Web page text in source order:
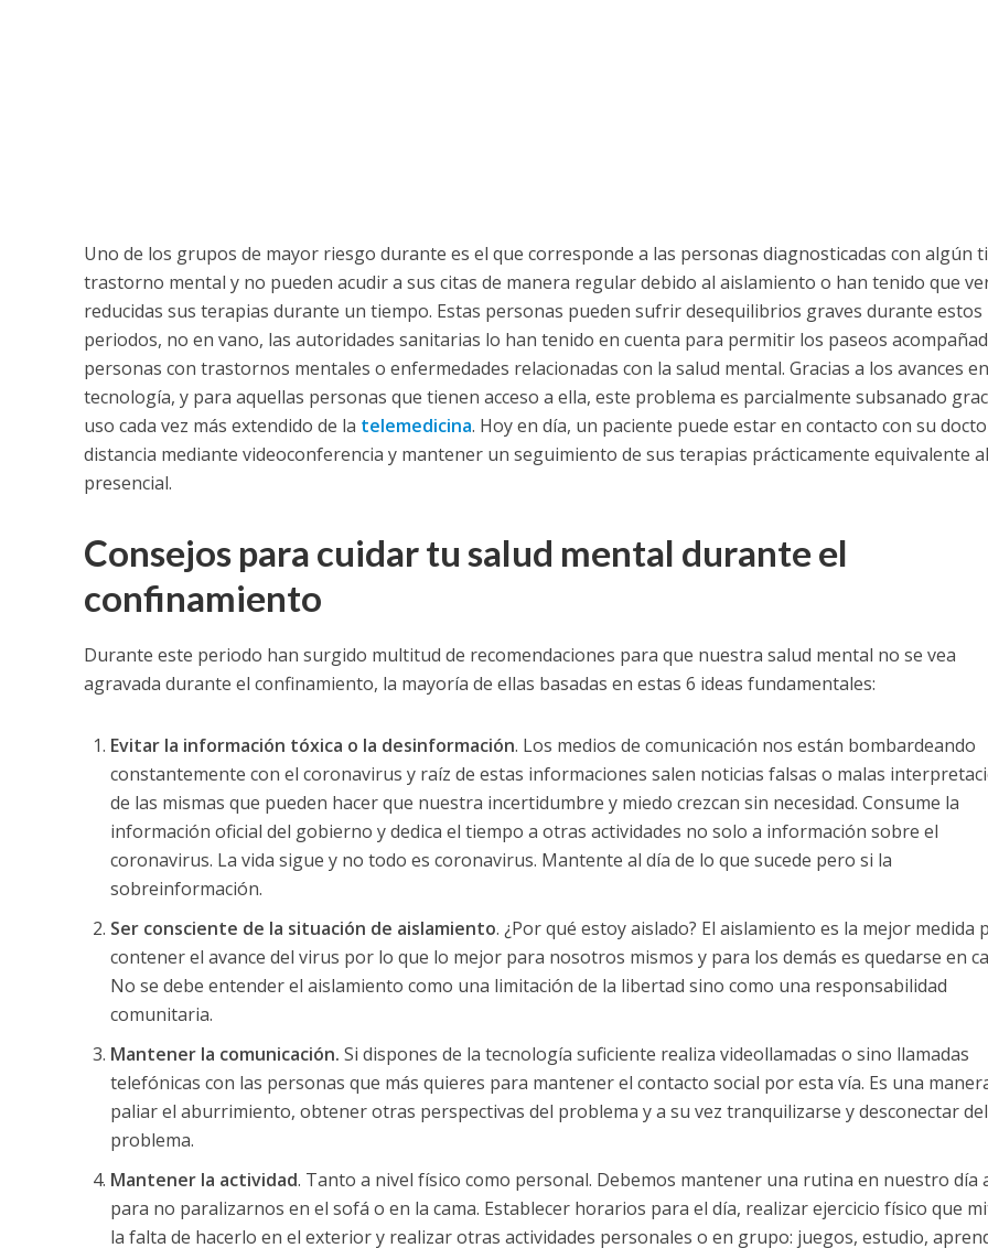
Uno de los grupos de mayor riesgo durante es el que corresponde a las personas diagnosticadas con algún
trastorno mental y no pueden acudir a sus citas de manera regular debido al aislamiento o han tenido que
reducidas sus terapias durante un tiempo. Estas personas pueden sufrir desequilibrios graves durante estos
periodos, no en vano, las autoridades sanitarias lo han tenido en cuenta para permitir los paseos
personas con trastornos mentales o enfermedades relacionadas con la salud mental. Gracias a los avances
tecnología, y para aquellas personas que tienen acceso a ella, este problema es parcialmente subsanado
uso cada vez más extendido de la telemedicina. Hoy en día, un paciente puede estar en contacto con su
distancia mediante videoconferencia y mantener un seguimiento de sus terapias prácticamente equivalente al
presencial.
Consejos para cuidar tu salud mental durante el
confinamiento
Durante este periodo han surgido multitud de recomendaciones para que nuestra salud mental no se vea
agravada durante el confinamiento, la mayoría de ellas basadas en estas 6 ideas fundamentales:
Evitar la información tóxica o la desinformación. Los medios de comunicación nos están bombardeando
constantemente con el coronavirus y raíz de estas informaciones salen noticias falsas o malas
de las mismas que pueden hacer que nuestra incertidumbre y miedo crezcan sin necesidad. Consume la
información oficial del gobierno y dedica el tiempo a otras actividades no solo a información sobre el
coronavirus. La vida sigue y no todo es coronavirus. Mantente al día de lo que sucede pero si la
sobreinformación.
Ser consciente de la situación de aislamiento. ¿Por qué estoy aislado? El aislamiento es la mejor medida
contener el avance del virus por lo que lo mejor para nosotros mismos y para los demás es quedarse en
No se debe entender el aislamiento como una limitación de la libertad sino como una responsabilidad
comunitaria.
Mantener la comunicación. Si dispones de la tecnología suficiente realiza videollamadas o sino llamadas
telefónicas con las personas que más quieres para mantener el contacto social por esta vía. Es una
paliar el aburrimiento, obtener otras perspectivas del problema y a su vez tranquilizarse y desconectar del
problema.
Mantener la actividad. Tanto a nivel físico como personal. Debemos mantener una rutina en nuestro día
para no paralizarnos en el sofá o en la cama. Establecer horarios para el día, realizar ejercicio físico que
la falta de hacerlo en el exterior y realizar otras actividades personales o en grupo: juegos, estudio,